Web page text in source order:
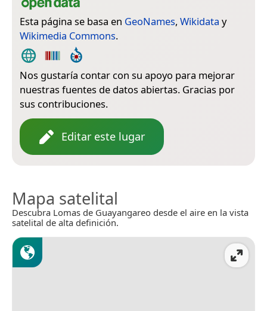
Esta página se basa en GeoNames, Wikidata y
Wikimedia Commons.
Nos gustaría contar con su apoyo para mejorar
nuestras fuentes de datos abiertas. Gracias por
sus contribuciones.
Editar este lugar
Mapa satelital
Descubra Lomas de Guayangareo desde el aire en la vista
satelital de alta definición.